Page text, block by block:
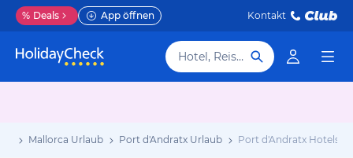
% Deals App öffnen Kontakt
Hotel, Reiseziel
Mallorca Urlaub Port d'Andratx Urlaub Port d'Andratx Hotels